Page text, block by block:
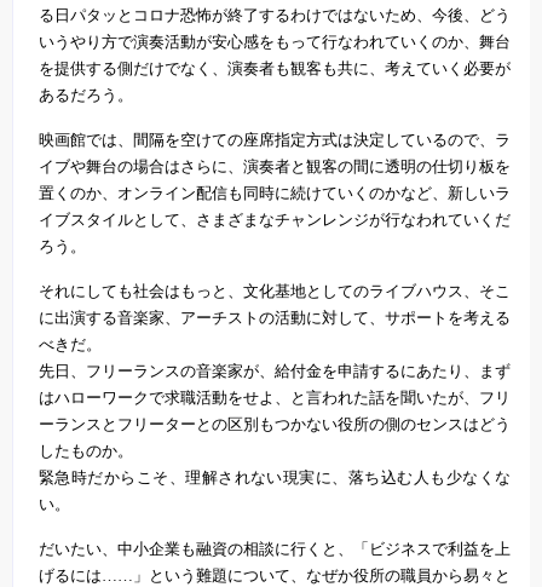
る日パタッとコロナ恐怖が終了するわけではないため、今後、どう
いうやり方で演奏活動が安心感をもって行なわれていくのか、舞台
を提供する側だけでなく、演奏者も観客も共に、考えていく必要が
あるだろう。
映画館では、間隔を空けての座席指定方式は決定しているので、ラ
イブや舞台の場合はさらに、演奏者と観客の間に透明の仕切り板を
置くのか、オンライン配信も同時に続けていくのかなど、新しいラ
イブスタイルとして、さまざまなチャンレンジが行なわれていくだ
ろう。
それにしても社会はもっと、文化基地としてのライブハウス、そこ
に出演する音楽家、アーチストの活動に対して、サポートを考える
べきだ。
先日、フリーランスの音楽家が、給付金を申請するにあたり、まず
はハローワークで求職活動をせよ、と言われた話を聞いたが、フリ
ーランスとフリーターとの区別もつかない役所の側のセンスはどう
したものか。
緊急時だからこそ、理解されない現実に、落ち込む人も少なくな
い。
だいたい、中小企業も融資の相談に行くと、「ビジネスで利益を上
げるには……」という難題について、なぜか役所の職員から易々と